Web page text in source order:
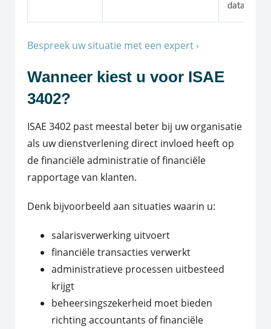
Bespreek uw situatie met een expert ›
Wanneer kiest u voor ISAE
3402?
ISAE 3402 past meestal beter bij uw organisatie
als uw dienstverlening direct invloed heeft op
de financiële administratie of financiële
rapportage van klanten.
Denk bijvoorbeeld aan situaties waarin u:
salarisverwerking uitvoert
financiële transacties verwerkt
administratieve processen uitbesteed
krijgt
beheersingszekerheid moet bieden
richting accountants of financiële